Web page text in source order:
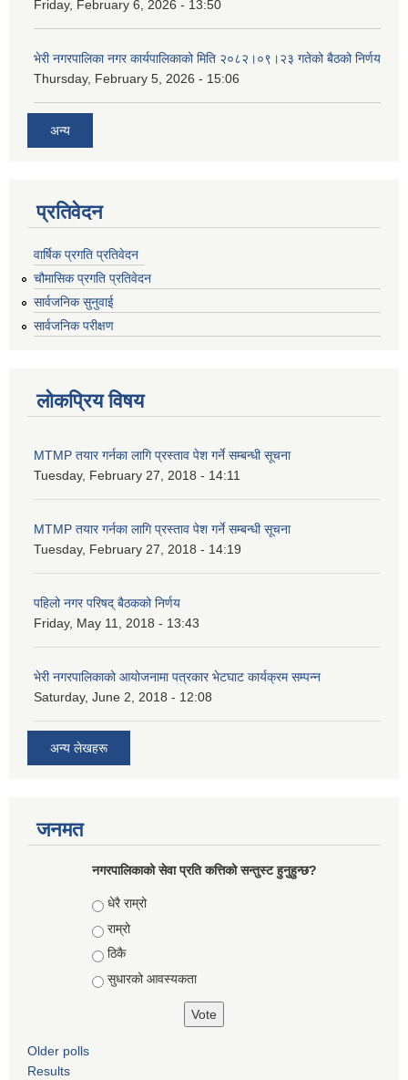
Friday, February 6, 2026 - 13:50
भेरी नगरपालिका नगर कार्यपालिकाको मिति २०८२।०९।२३ गतेको बैठको निर्णय
Thursday, February 5, 2026 - 15:06
अन्य
प्रतिवेदन
वार्षिक प्रगति प्रतिवेदन
चौमासिक प्रगति प्रतिवेदन
सार्वजनिक सुनुवाई
सार्वजनिक परीक्षण
लोकप्रिय विषय
MTMP तयार गर्नका लागि प्रस्ताव पेश गर्ने सम्बन्धी सूचना
Tuesday, February 27, 2018 - 14:11
MTMP तयार गर्नका लागि प्रस्ताव पेश गर्ने सम्बन्धी सूचना
Tuesday, February 27, 2018 - 14:19
पहिलो नगर परिषद् बैठकको निर्णय
Friday, May 11, 2018 - 13:43
भेरी नगरपालिकाको आयोजनामा पत्रकार भेटघाट कार्यक्रम सम्पन्न
Saturday, June 2, 2018 - 12:08
अन्य लेखहरू
जनमत
नगरपालिकाको सेवा प्रति कत्तिको सन्तुस्ट हुनुहुन्छ?
Choices
धेरै राम्रो
राम्रो
ठिकै
सुधारको आवस्यकता
Older polls
Results